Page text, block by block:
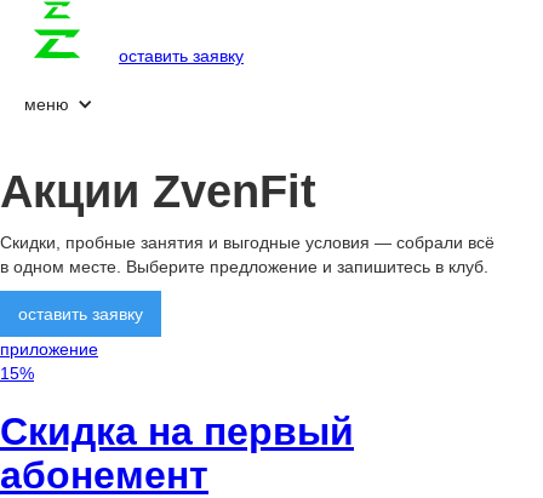
оставить заявку
меню
Акции ZvenFit
Скидки, пробные занятия и выгодные условия — собрали всё
в одном месте. Выберите предложение и запишитесь в клуб.
оставить заявку
приложение
15%
Скидка на первый
абонемент